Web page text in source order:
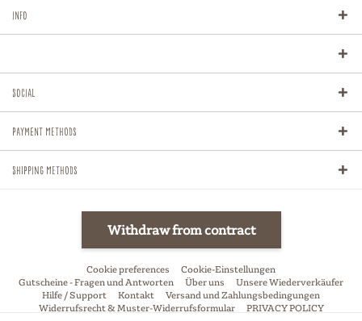
Info
Social
Payment methods
Shipping methods
Withdraw from contract
Cookie preferences
Cookie-Einstellungen
Gutscheine - Fragen und Antworten
Über uns
Unsere Wiederverkäufer
Hilfe / Support
Kontakt
Versand und Zahlungsbedingungen
Widerrufsrecht & Muster-Widerrufsformular
PRIVACY POLICY